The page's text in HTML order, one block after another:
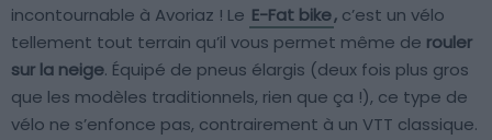
incontournable à Avoriaz ! Le E-Fat bike, c’est un vélo
tellement tout terrain qu’il vous permet même de rouler
sur la neige. Équipé de pneus élargis (deux fois plus gros
que les modèles traditionnels, rien que ça !), ce type de
vélo ne s’enfonce pas, contrairement à un VTT classique.